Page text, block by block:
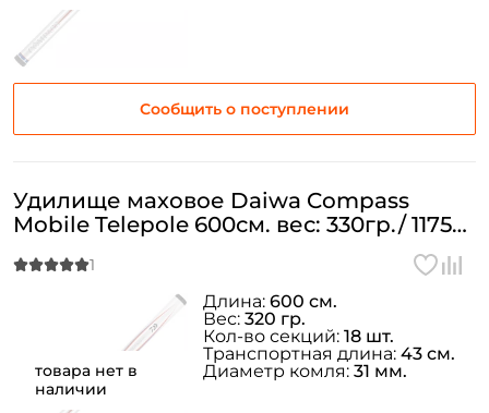
Сообщить о поступлении
товара нет в
наличии
Удилище маховое Daiwa Compass
Mobile Telepole 600см. вес: 330гр./ 11752-
Длина: 600 см.
Вес: 320 гр.
Кол-во секций: 18 шт.
Транспортная длина: 43 см.
Диаметр комля: 31 мм.